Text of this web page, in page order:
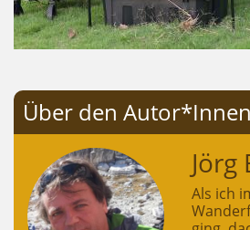
Über den Autor*Innen
Als ich